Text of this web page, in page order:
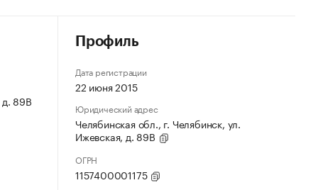
д. 89В
Профиль
Дата регистрации
22 июня 2015
Юридический адрес
Челябинская обл., г. Челябинск, ул.
Ижевская, д. 89В
ОГРН
1157400001175